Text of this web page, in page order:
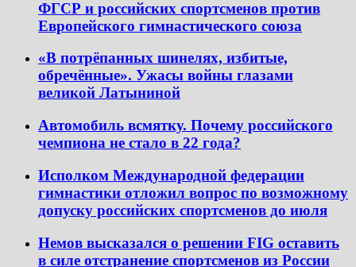
ФГСР и российских спортсменов против
Европейского гимнастического союза
«В потрёпанных шинелях, избитые,
обречённые». Ужасы войны глазами
великой Латыниной
Автомобиль всмятку. Почему российского
чемпиона не стало в 22 года?
Исполком Международной федерации
гимнастики отложил вопрос по возможному
допуску российских спортсменов до июля
Немов высказался о решении FIG оставить
в силе отстранение спортсменов из России